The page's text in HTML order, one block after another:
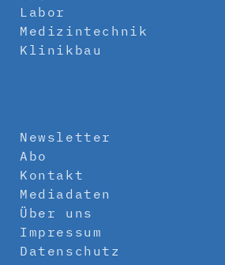
Labor
Medizintechnik
Klinikbau
Newsletter
Abo
Kontakt
Mediadaten
Über uns
Impressum
Datenschutz